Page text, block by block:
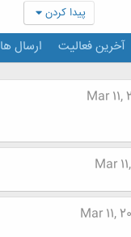
پیدا کردن
آخرین فعالیت ارسال ها
Mar 11,
Mar
Mar 11,